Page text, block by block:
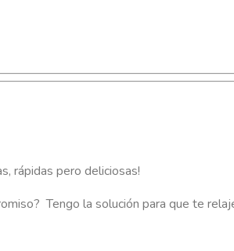
rápidas pero deliciosas!
Tengo la solución para que te